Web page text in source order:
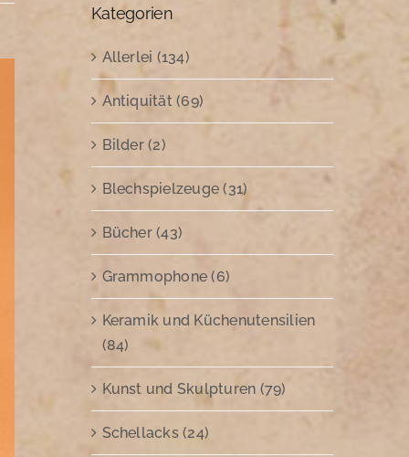
Kategorien
Allerlei (134)
Antiquität (69)
Bilder (2)
Blechspielzeuge (31)
Bücher (43)
Grammophone (6)
Keramik und Küchenutensilien
(84)
Kunst und Skulpturen (79)
Schellacks (24)